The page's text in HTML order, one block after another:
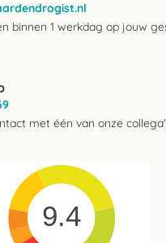
binnen 1 werkdag op jouw
met één van onze
9.4